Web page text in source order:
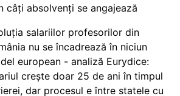
câți absolvenți se angajează
salariilor profesorilor din
nu se încadrează în niciun
european - analiză Eurydice:
crește doar 25 de ani în timpul
dar procesul e între statele cu